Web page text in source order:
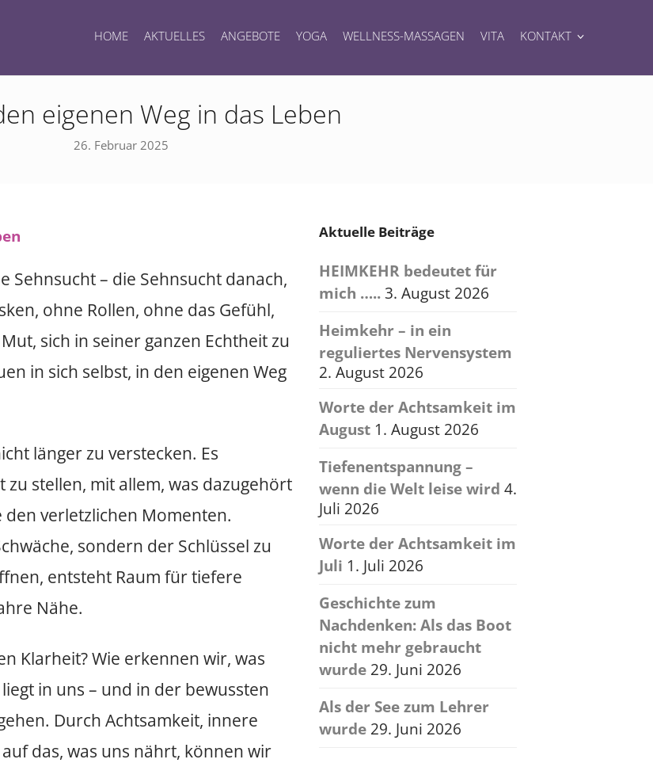
HOME AKTUELLES ANGEBOTE YOGA WELLNESS-MASSAGEN VITA KONTAKT
eigenen Weg in das Leben
26. Februar 2025
Sehnsucht – die Sehnsucht danach,
ohne Rollen, ohne das Gefühl,
sich in seiner ganzen Echtheit zu
in sich selbst, in den eigenen Weg
länger zu verstecken. Es
stellen, mit allem, was dazugehört
den verletzlichen Momenten.
sondern der Schlüssel zu
entsteht Raum für tiefere
Nähe.
Klarheit? Wie erkennen wir, was
in uns – und in der bewussten
Durch Achtsamkeit, innere
das, was uns nährt, können wir
Aktuelle Beiträge
HEIMKEHR bedeutet für
mich …..3. August 2026
Heimkehr – in ein
reguliertes Nervensystem
2. August 2026
Worte der Achtsamkeit im
August 1. August 2026
Tiefenentspannung –
wenn die Welt leise wird 4.
Juli 2026
Worte der Achtsamkeit im
Juli 1. Juli 2026
Geschichte zum
Nachdenken: Als das Boot
nicht mehr gebraucht
wurde 29. Juni 2026
Als der See zum Lehrer
wurde 29. Juni 2026